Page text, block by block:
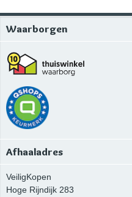
Waarborgen
Afhaaladres
VeiligKopen
Hoge Rijndijk 283